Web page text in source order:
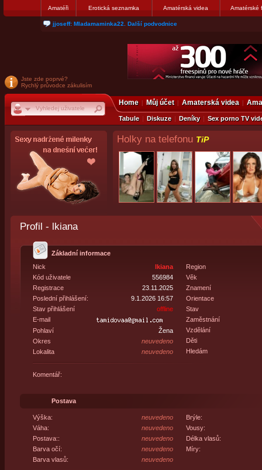
Amatéři Erotická seznamka Amatérská videa Amatérské
jjoseff: Mladamaminka22. Další podvodnice
Jste zde poprvé?
Rychlý průvodce zákulisím
Home Můj účet Amaterská videa
Tabule Diskuze Deníky Sex porno TV
Holky na telefonu TiP
Profil - lkiana
Základní informace
Nick
lkiana
Kód uživatele
556984
Registrace
23.11.2025
Poslední přihlášení:
9.1.2026 16:57
Stav přihlášení
offline
E-mail
Pohlaví
Žena
Okres
neuvedeno
Lokalita
neuvedeno
Region
Věk
Znamení
Orientace
Stav
Zaměstnání
Vzdělání
Děti
Hledám
Komentář:
Postava
Výška:
neuvedeno
Váha:
neuvedeno
Postava::
neuvedeno
Barva očí:
neuvedeno
Barva vlasů:
neuvedeno
Brýle:
Vousy:
Délka vlasů:
Míry: